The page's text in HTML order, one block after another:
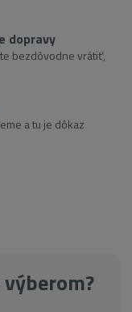
dopravy
bezdôvodne vrátiť,
a tu je dôkaz